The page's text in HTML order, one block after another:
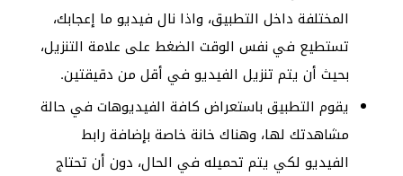
المختلفة داخل التطبيق، واذا نال فيديو ما إعجابك،
تستطيع في نفس الوقت الضغط على علامة التنزيل،
بحيث أن يتم تنزيل الفيديو في أقل من دقيقتين.
يقوم التطبيق باستعراض كافة الفيديوهات في حالة
مشاهدتك لها، وهناك خانة خاصة بإضافة رابط
الفيديو لكي يتم تحميله في الحال، دون أن تحتاج